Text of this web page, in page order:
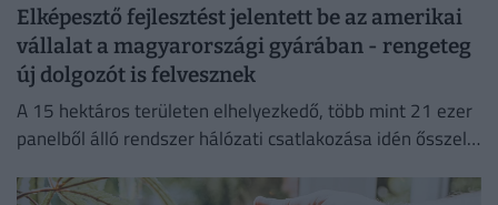
Elképesztő fejlesztést jelentett be az amerikai
vállalat a magyarországi gyárában - rengeteg
új dolgozót is felvesznek
A 15 hektáros területen elhelyezkedő, több mint 21 ezer
panelből álló rendszer hálózati csatlakozása idén ősszel